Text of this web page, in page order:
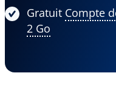
Gratuit Compte
2 Go